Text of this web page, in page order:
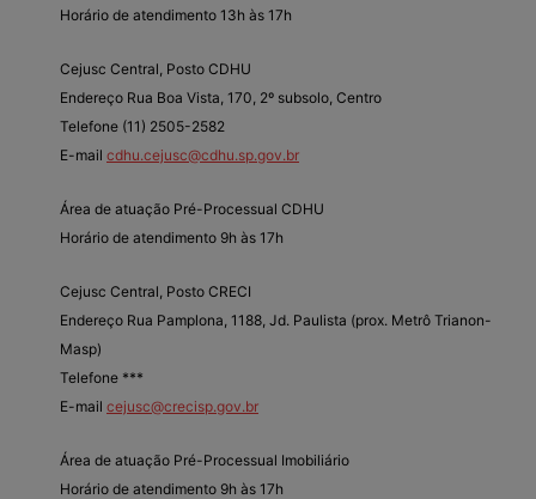
Horário de atendimento 13h às 17h
Cejusc Central, Posto CDHU
Endereço Rua Boa Vista, 170, 2º subsolo, Centro
Telefone (11) 2505-2582
E-mail cdhu.cejusc@cdhu.sp.gov.br
Área de atuação Pré-Processual CDHU
Horário de atendimento 9h às 17h
Cejusc Central, Posto CRECI
Endereço Rua Pamplona, 1188, Jd. Paulista (prox. Metrô Trianon-
Masp)
Telefone ***
E-mail cejusc@crecisp.gov.br
Área de atuação Pré-Processual Imobiliário
Horário de atendimento 9h às 17h